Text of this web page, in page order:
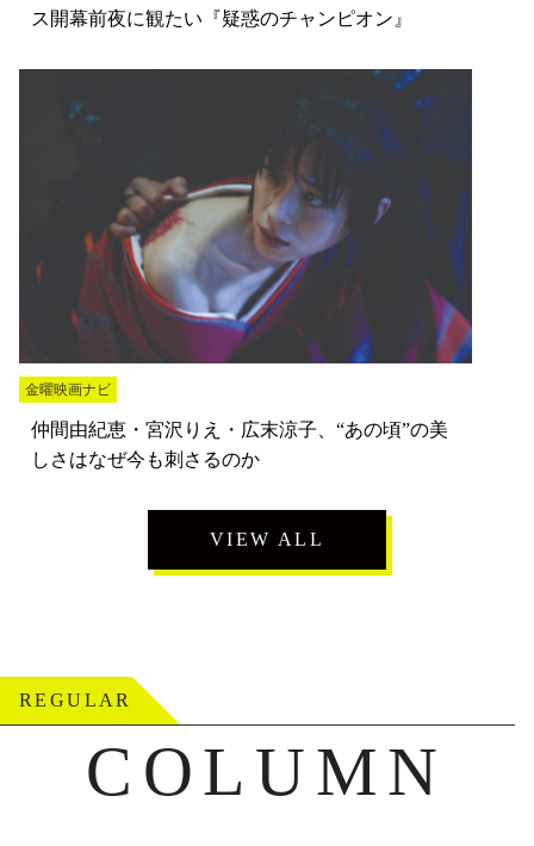
ス開幕前夜に観たい『疑惑のチャンピオン』
金曜映画ナビ
仲間由紀恵・宮沢りえ・広末涼子、“あの頃”の美
しさはなぜ今も刺さるのか
VIEW ALL
REGULAR
COLUMN